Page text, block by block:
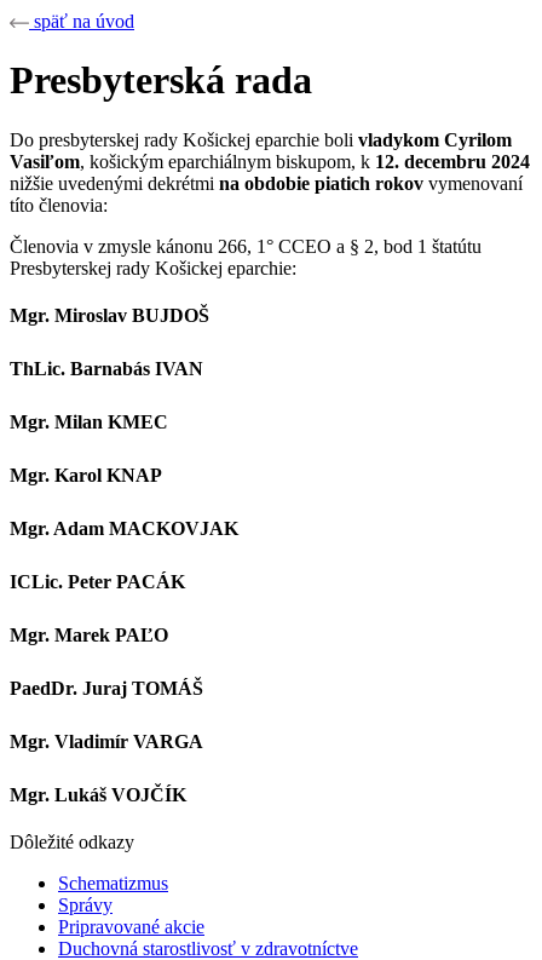
späť na úvod
Presbyterská rada
Do presbyterskej rady Košickej eparchie boli vladykom Cyrilom
Vasiľom, košickým eparchiálnym biskupom, k 12. decembru 2024
nižšie uvedenými dekrétmi na obdobie piatich rokov vymenovaní
títo členovia:
Členovia v zmysle kánonu 266, 1° CCEO a § 2, bod 1 štatútu
Presbyterskej rady Košickej eparchie:
Mgr. Miroslav BUJDOŠ
ThLic. Barnabás IVAN
Mgr. Milan KMEC
Mgr. Karol KNAP
Mgr. Adam MACKOVJAK
ICLic. Peter PACÁK
Mgr. Marek PAĽO
PaedDr. Juraj TOMÁŠ
Mgr. Vladimír VARGA
Mgr. Lukáš VOJČÍK
Dôležité odkazy
Schematizmus
Správy
Pripravované akcie
Duchovná starostlivosť v zdravotníctve